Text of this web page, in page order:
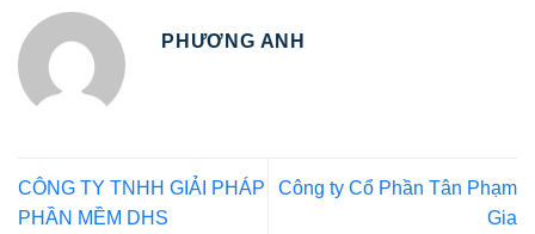
PHƯƠNG ANH
CÔNG TY TNHH GIẢI PHÁP
PHẦN MỀM DHS
Công ty Cổ Phần Tân Phạm
Gia